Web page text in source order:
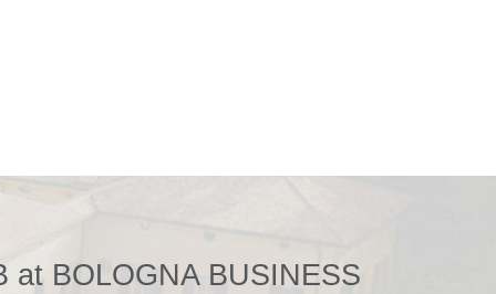
at BOLOGNA BUSINESS